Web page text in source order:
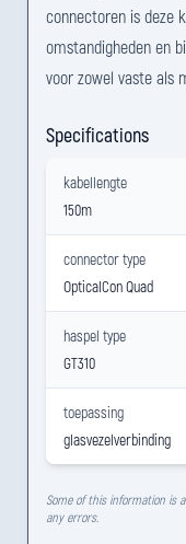
connectoren is deze
omstandigheden en
voor zowel vaste als
Specifications
kabellengte
150m
connector type
OpticalCon Quad
haspel type
GT310
toepassing
glasvezelverbinding
Some of this information is
any errors.